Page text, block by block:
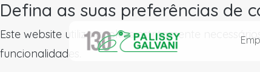
Defina as suas preferências de
Este website utiliza cookies estritamente
funcionalidades.